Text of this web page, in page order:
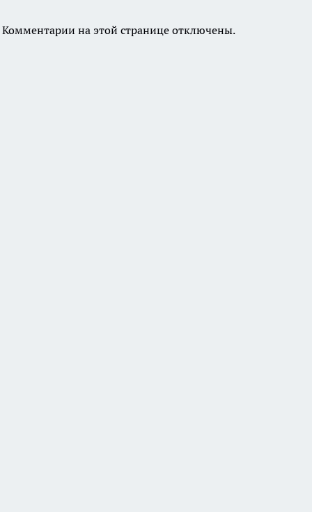
Комментарии на этой странице отключены.